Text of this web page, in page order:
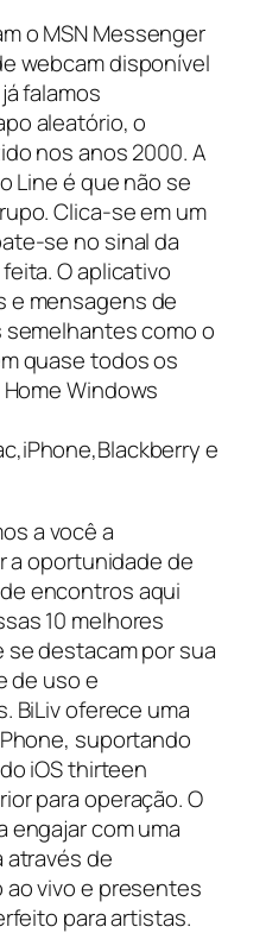
o MSN Messenger
webcam disponível
falamos
aleatório, o
nos anos 2000. A
Line é que não se
Clica-se em um
se no sinal da
O aplicativo
e mensagens de
como o
quase todos os
Windows
e
a você a
a oportunidade de
encontros aqui
10 melhores
se destacam por sua
de uso e
BiLiv oferece uma
suportando
iOS thirteen
para operação. O
engajar com uma
através de
vivo e presentes
para artistas.